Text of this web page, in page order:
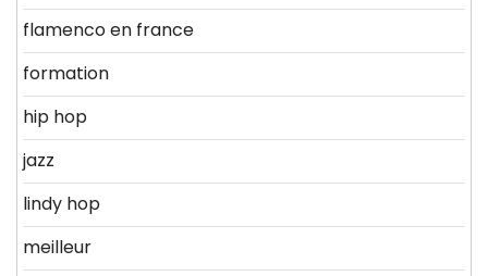
flamenco en france
formation
hip hop
jazz
lindy hop
meilleur